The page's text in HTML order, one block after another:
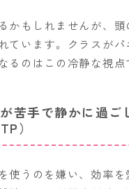
かもしれませんが、頭
ています。クラスがパ
るのはこの冷静な視点
苦手で静かに過ご
）
使うのを嫌い、効率を